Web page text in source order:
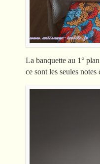
La banquette au 1°
ce sont les seules notes